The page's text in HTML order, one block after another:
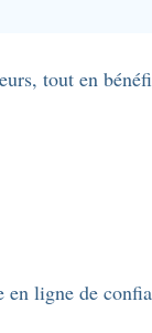
tout en
ligne de